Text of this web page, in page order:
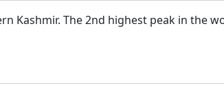
Kashmir. The 2nd highest peak in the